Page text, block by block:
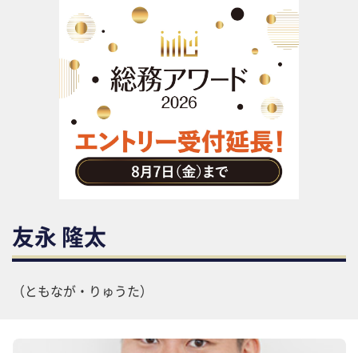
リスクマネジメント・BCP
社外・社内広報
社外・社内コミュニケーション活性化
FM・オフィス移転
CSR・SDGs
テクノロジー活用・DX
助成金・補助金・コスト削減
アウトソーシング・BPO
調査・レポート
友永 隆太
（ともなが・りゅうた）